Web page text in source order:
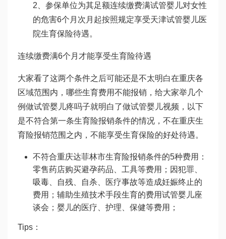
2、参保单位为其足额连续缴费满试管婴儿对女性
的危害6个月次月起按照规定享受天津试管婴儿医
院生育保险待遇。
连续缴费满6个月才能享受生育险待遇
大家看了这两个条件之后可能还是不太明白在重庆各
区域范围内，哪些生育费用不能报销，给大家举几个
例做试管婴儿疼吗子就明白了做试管婴儿视频 ，以下
是不符合第一条生育险报销条件的情况，不在重庆生
育险报销范围之内，不能享受生育保险的好处待遇。
不符合重庆达菲林市生育险报销条件的5种费用：
零售药店购买避孕药品、工具等费用；因犯罪、
吸毒、自残、自杀、医疗事故等造成妊娠终止的
费用；辅助生殖技术手段生育的费用试管婴儿座
谈会 ；婴儿的医疗、护理、保健等费用；
Tips：